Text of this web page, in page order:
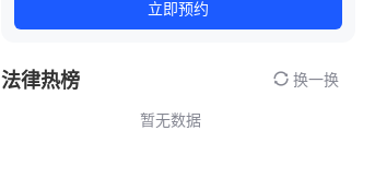
立即预约
法律热榜 换一换
暂无数据